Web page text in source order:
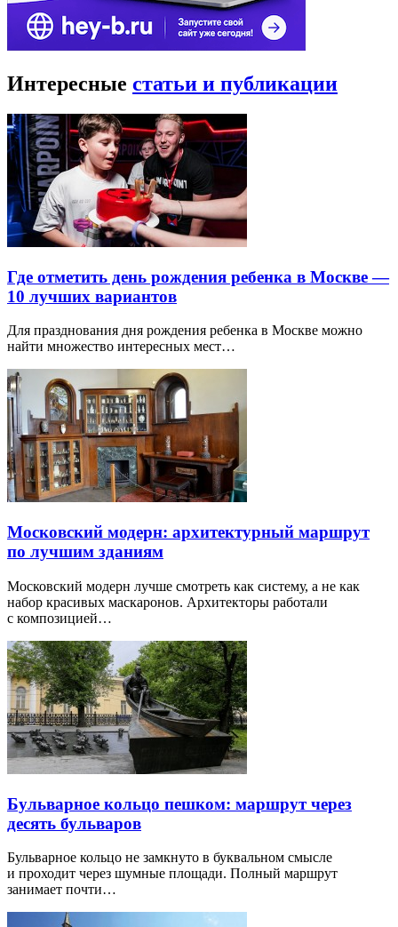
Интересные статьи и публикации
Где отметить день рождения ребенка в Москве —
10 лучших вариантов
Для празднования дня рождения ребенка в Москве можно
найти множество интересных мест…
Московский модерн: архитектурный маршрут
по лучшим зданиям
Московский модерн лучше смотреть как систему, а не как
набор красивых маскаронов. Архитекторы работали
с композицией…
Бульварное кольцо пешком: маршрут через
десять бульваров
Бульварное кольцо не замкнуто в буквальном смысле
и проходит через шумные площади. Полный маршрут
занимает почти…